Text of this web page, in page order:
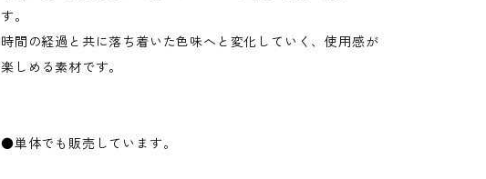
す。
時間の経過と共に落ち着いた色味へと変化していく、使用感が
楽しめる素材です。
●単体でも販売しています。